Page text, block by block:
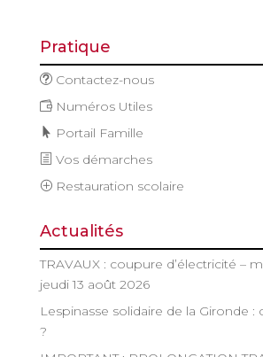
Pratique
Contactez-nous
Numéros Utiles
Portail Famille
Vos démarches
Restauration scolaire
Actualités
TRAVAUX : coupure d’électricité –
jeudi 13 août 2026
Lespinasse solidaire de la Gironde
?